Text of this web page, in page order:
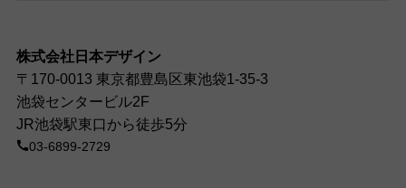
株式会社日本デザイン
〒170-0013 東京都豊島区東池袋1-35-3
池袋センタービル2F
JR池袋駅東口から徒歩5分
03-6899-2729